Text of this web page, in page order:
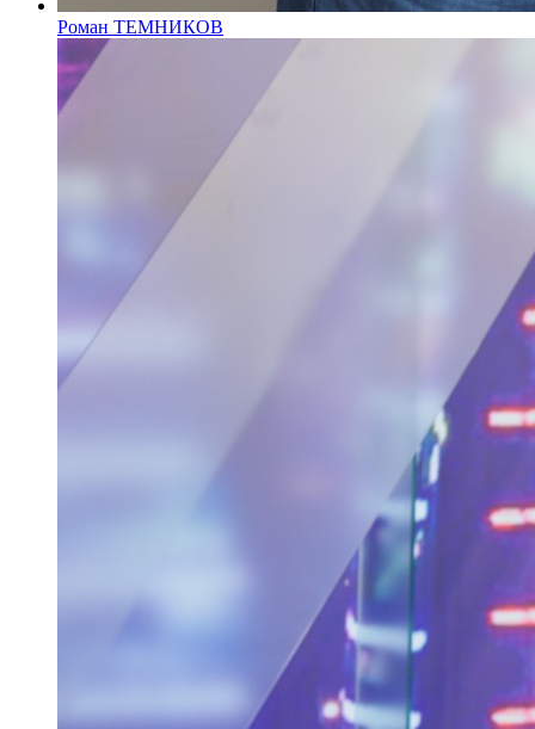
Роман ТЕМНИКОВ